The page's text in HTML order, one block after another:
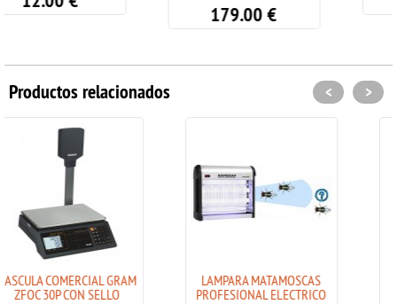
179.00
Productos relacionados
LAMPARA MATAMOSCAS
PROFESIONAL ELECTRICO
BASCULA
COLGANTE ACERO
< >